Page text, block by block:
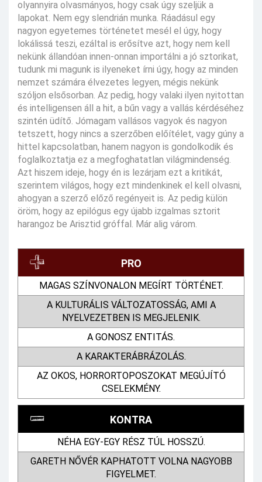
olyannyira olvasmányos, hogy csak úgy szeljük a
lapokat. Nem egy slendrián munka. Ráadásul egy
nagyon egyetemes történetet mesél el úgy, hogy
lokálissá teszi, ezáltal is erősítve azt, hogy nem kell
nekünk állandóan innen-onnan importálni a jó sztorikat,
tudunk mi magunk is ilyeneket írni úgy, hogy az minden
nemzet számára élvezetes legyen, mégis nekünk
szóljon elsősorban. Az pedig, hogy valaki ilyen nyitottan
és intelligensen áll a hit, a bűn vagy a vallás kérdéséhez
szintén üdítő. Jómagam vallásos vagyok és nagyon
tetszett, hogy nincs a szerzőben előítélet, vagy gúny a
hittel kapcsolatban, hanem nagyon is gondolkodik és
foglalkoztatja ez a megfoghatatlan világmindenség.
Azt hiszem ideje, hogy én is lezárjam ezt a kritikát,
szerintem világos, hogy ezt mindenkinek el kell olvasni,
ahogyan a szerző előző regényeit is. Az pedig külön
öröm, hogy az epilógus egy újabb izgalmas sztorit
harangoz be Arisztid gróffal. Már alig várom.
PRO
MAGAS SZÍNVONALON MEGÍRT TÖRTÉNET.
A KULTURÁLIS VÁLTOZATOSSÁG, AMI A
NYELVEZETBEN IS MEGJELENIK.
A GONOSZ ENTITÁS.
A KARAKTERÁBRÁZOLÁS.
AZ OKOS, HORRORTOPOSZOKAT MEGÚJÍTÓ
CSELEKMÉNY.
KONTRA
NÉHA EGY-EGY RÉSZ TÚL HOSSZÚ.
GARETH NŐVÉR KAPHATOTT VOLNA NAGYOBB
FIGYELMET.